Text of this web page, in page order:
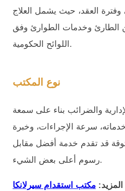
وفترة العقد، حيث يشمل العلاج
الطارئ وخدمات الطوارئ وفق
اللوائح الحكومية.
نوع المكتب
والضرائب بناء على سمعة
سرعة الإجراءات، وخبرة
قد تقدم خدمة أفضل مقابل
رسوم أعلى بعض الشيء.
المزيد: مكتب استقدام سيرلانكا